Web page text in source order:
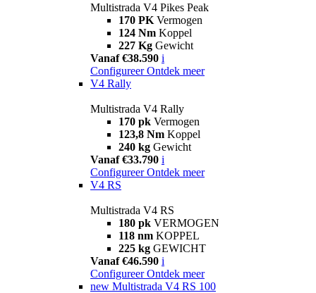
Multistrada V4 Pikes Peak
170 PK Vermogen
124 Nm Koppel
227 Kg Gewicht
Vanaf €38.590 i
Configureer Ontdek meer
V4 Rally
Multistrada V4 Rally
170 pk Vermogen
123,8 Nm Koppel
240 kg Gewicht
Vanaf €33.790 i
Configureer Ontdek meer
V4 RS
Multistrada V4 RS
180 pk VERMOGEN
118 nm KOPPEL
225 kg GEWICHT
Vanaf €46.590 i
Configureer Ontdek meer
new Multistrada V4 RS 100